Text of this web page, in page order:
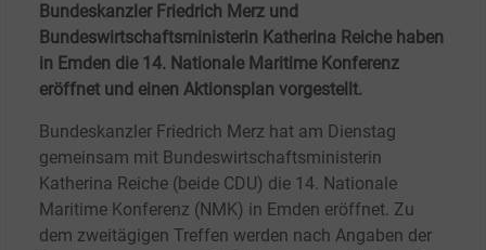
Bundeskanzler Friedrich Merz und
Bundeswirtschaftsministerin Katherina Reiche haben
in Emden die 14. Nationale Maritime Konferenz
eröffnet und einen Aktionsplan vorgestellt.
Bundeskanzler Friedrich Merz hat am Dienstag
gemeinsam mit Bundeswirtschaftsministerin
Katherina Reiche (beide CDU) die 14. Nationale
Maritime Konferenz (NMK) in Emden eröffnet. Zu
dem zweitägigen Treffen werden nach Angaben der